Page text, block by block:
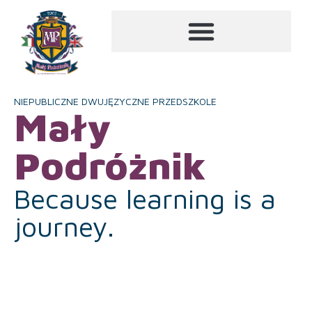
NIEPUBLICZNE DWUJĘZYCZNE PRZEDSZKOLE
Mały
Podróżnik
Because learning is a
journey.